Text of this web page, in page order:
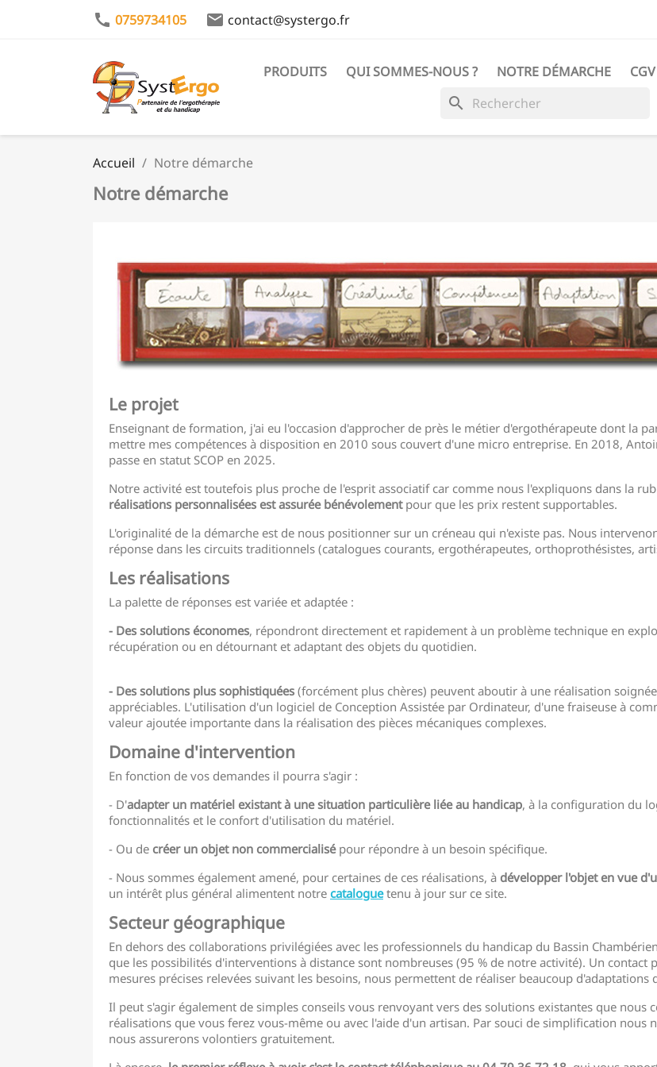
call 0759734105 email contact@systergo.fr
PRODUITS QUI SOMMES-NOUS ? NOTRE DÉMARCHE CGV
search
Accueil Notre démarche
Notre démarche
Le projet
Enseignant de formation, j'ai eu l'occasion d'approcher de près le métier d'ergothérapeute dont la
mettre mes compétences à disposition en 2010 sous couvert d'une micro entreprise. En 2018,
passe en statut SCOP en 2025.
Notre activité est toutefois plus proche de l'esprit associatif car comme nous l'expliquons dans la
réalisations personnalisées est assurée bénévolementpour que les prix restent supportables.
L'originalité de la démarche est de nous positionner sur un créneau qui n'existe pas. Nous
réponse dans les circuits traditionnels (catalogues courants, ergothérapeutes, orthoprothésistes,
Les réalisations
La palette de réponses est variée et adaptée :
- Des solutions économes, répondront directement et rapidement à un problème technique en
récupération ou en détournant et adaptant des objets du quotidien.
- Des solutions plus sophistiquées (forcément plus chères) peuvent aboutir à une réalisation
appréciables. L'utilisation d'un logiciel de Conception Assistée par Ordinateur, d'une fraiseuse à
valeur ajoutée importante dans la réalisation des pièces mécaniques complexes.
Domaine d'intervention
En fonction de vos demandes il pourra s'agir :
- D'adapter un matériel existant à une situation particulière liée au handicap, à la configuration du
fonctionnalités et le confort d'utilisation du matériel.
- Ou de créer un objet non commercialisépour répondre à un besoin spécifique.
- Nous sommes également amené, pour certaines de ces réalisations, à développer l'objet en vue
un intérêt plus général alimentent notre cataloguetenu à jour sur ce site.
Secteur géographique
En dehors des collaborations privilégiées avec les professionnels du handicap du Bassin
que les possibilités d'interventions à distance sont nombreuses (95 % de notre activité). Un contact
mesures précises relevées suivant les besoins, nous permettent de réaliser beaucoup
Il peut s'agir également de simples conseils vous renvoyant vers des solutions existantes que nous
réalisations que vous ferez vous-même ou avec l'aide d'un artisan. Par souci de simplification nous
nous assurerons volontiers gratuitement.